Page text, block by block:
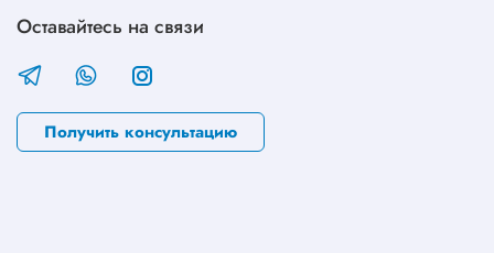
Оставайтесь на связи
Получить консультацию